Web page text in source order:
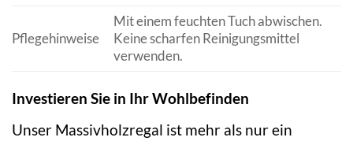
Pflegehinweise
Mit einem feuchten Tuch abwischen.
Keine scharfen Reinigungsmittel
verwenden.
Investieren Sie in Ihr Wohlbefinden
Unser Massivholzregal ist mehr als nur ein